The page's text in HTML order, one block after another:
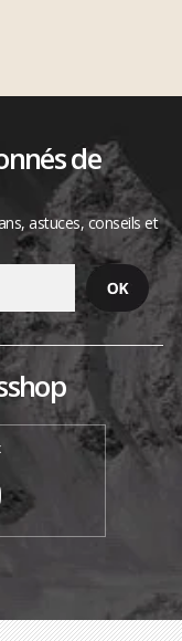
de
astuces, conseils et